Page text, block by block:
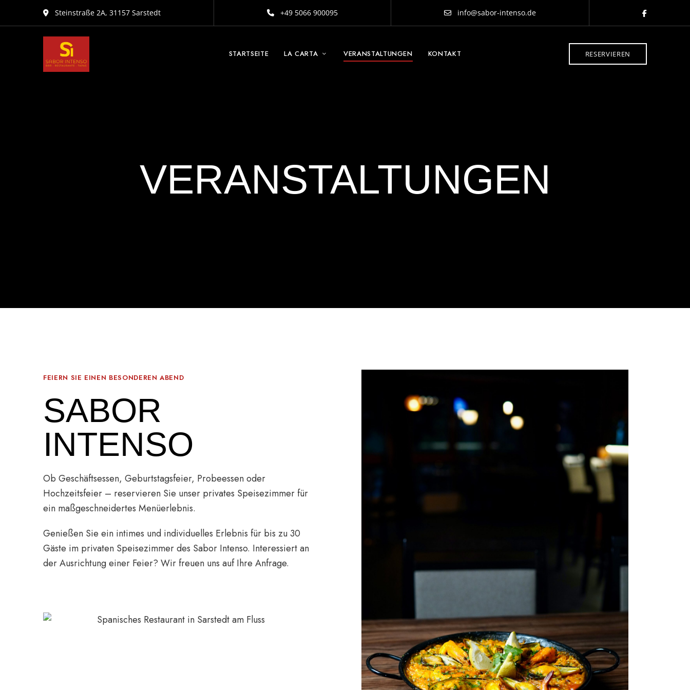
Steinstraße 2A, 31157 Sarstedt +49 5066 900095 info@sabor-intenso.de
STARTSEITE LA CARTA VERANSTALTUNGEN KONTAKT RESERVIEREN
VERANSTALTUNGEN
FEIERN SIE EINEN BESONDEREN ABEND
SABOR
INTENSO
Ob Geschäftsessen, Geburtstagsfeier, Probeessen oder
Hochzeitsfeier – reservieren Sie unser privates Speisezimmer für
ein maßgeschneidertes Menüerlebnis.
Genießen Sie ein intimes und individuelles Erlebnis für bis zu 30
Gäste im privaten Speisezimmer des Sabor Intenso. Interessiert an
der Ausrichtung einer Feier? Wir freuen uns auf Ihre Anfrage.